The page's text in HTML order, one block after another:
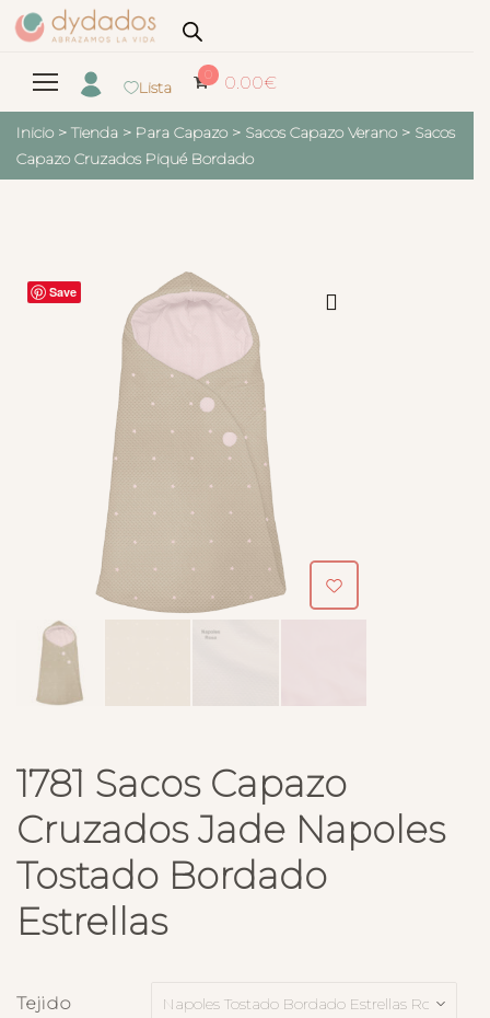
Lista
0 0.00€
Inicio > Tienda > Para Capazo > Sacos Capazo Verano > Sacos
Capazo Cruzados Piqué Bordado
Save
1781 Sacos Capazo
Cruzados Jade Napoles
Tostado Bordado
Estrellas
Tejido